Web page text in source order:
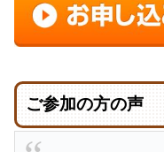
ご参加の方の声